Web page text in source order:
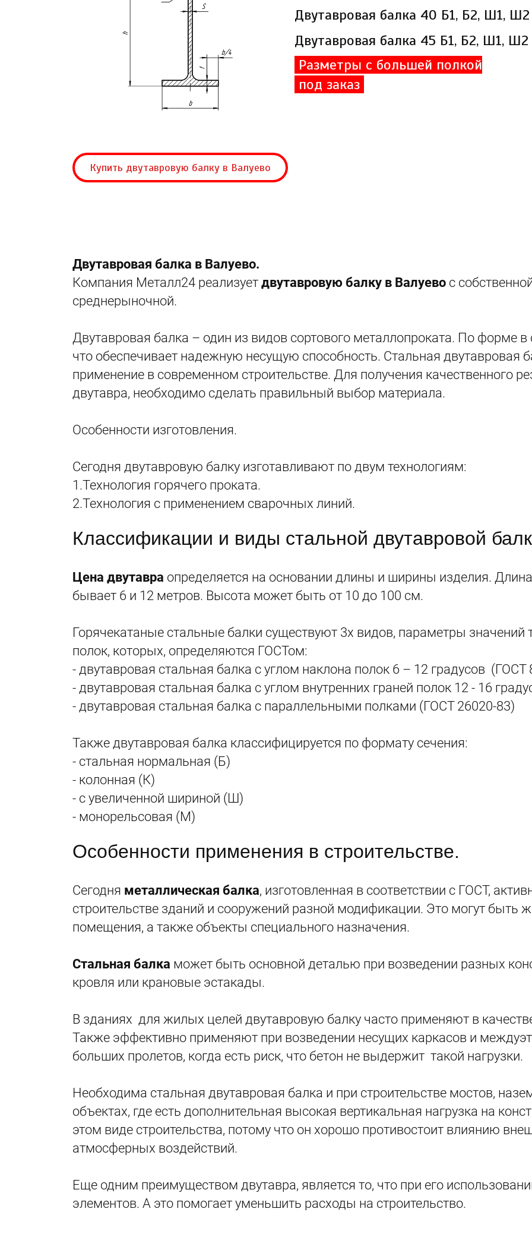
Купить двутавровую балку в Валуево
Двутавровая балка 40 Б1, Б2, Ш1, Ш2
Двутавровая балка 45 Б1, Б2, Ш1, Ш2
Разметры с большей полкой
под заказ
Двутавровая балка в Валуево.
Компания Металл24 реализуетдвутавровую балку в Валуево с
среднерыночной.
Двутавровая балка – один из видов сортового металлопроката. По форме в
что обеспечивает надежную несущую способность. Стальная двутавровая
применение в современном строительстве. Для получения качественного
двутавра, необходимо сделать правильный выбор материала.
Особенности изготовления.
Сегодня двутавровую балку изготавливают по двум технологиям:
1.Технология горячего проката.
2.Технология с применением сварочных линий.
Классификации и виды стальной двутавровой
Цена двутавра определяется на основании длины и ширины изделия.
бывает 6 и 12 метров. Высота может быть от 10 до 100 см.
Горячекатаные стальные балки существуют 3х видов, параметры
полок, которых, определяются ГОСТом:
- двутавровая стальная балка с углом наклона полок 6 – 12 градусов (ГОСТ
- двутавровая стальная балка с углом внутренних граней полок 12 - 16
- двутавровая стальная балка с параллельными полками (ГОСТ 26020-83)
Также двутавровая балка классифицируется по формату сечения:
- стальная нормальная (Б)
- колонная (К)
- с увеличенной шириной (Ш)
- монорельсовая (М)
Особенности применения в строительстве.
Сегодня металлическая балка, изготовленная в соответствии с ГОСТ,
строительстве зданий и сооружений разной модификации. Это могут
помещения, а также объекты специального назначения.
Стальная балка может быть основной деталью при возведении разных
кровля или крановые эстакады.
В зданиях для жилых целей двутавровую балку часто применяют в
Также эффективно применяют при возведении несущих каркасов и
больших пролетов, когда есть риск, что бетон не выдержит такой нагрузки.
Необходима стальная двутавровая балка и при строительстве мостов,
объектах, где есть дополнительная высокая вертикальная нагрузка на
этом виде строительства, потому что он хорошо противостоит влиянию
атмосферных воздействий.
Еще одним преимуществом двутавра, является то, что при его
элементов. А это помогает уменьшить расходы на строительство.